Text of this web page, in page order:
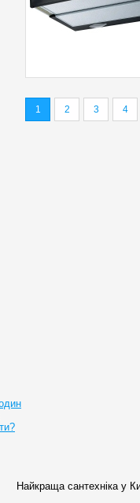
1 2 3 4
Найкраща сантехніка у